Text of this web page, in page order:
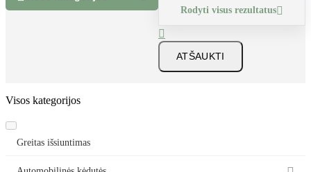
Rodyti visus rezultatus

ATŠAUKTI
Visos kategorijos
Greitas išsiuntimas